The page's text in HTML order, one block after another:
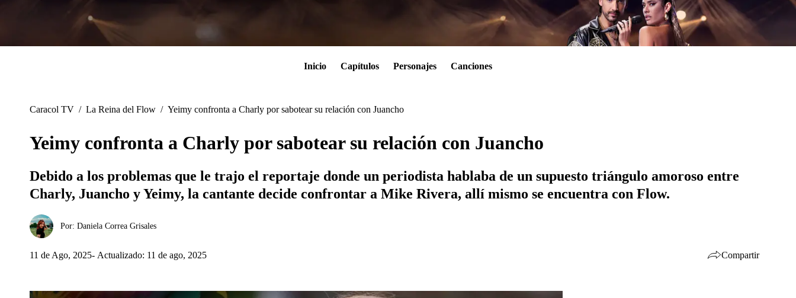
Inicio Capítulos Personajes Canciones
Caracol TV / La Reina del Flow / Yeimy confronta a Charly por sabotear su relación con Juancho
Yeimy confronta a Charly por sabotear su relación con Juancho
Debido a los problemas que le trajo el reportaje donde un periodista hablaba de un supuesto triángulo amoroso entre
Charly, Juancho y Yeimy, la cantante decide confrontar a Mike Rivera, allí mismo se encuentra con Flow.
Por: Daniela Correa Grisales
11 de Ago, 2025 Actualizado: 11 de ago, 2025 Compartir